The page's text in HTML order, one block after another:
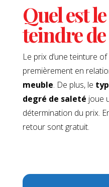
Quel est
teindre
Le prix d’une teinture
premièrement en
meuble. De plus, le
degré de saleté joue
détermination du prix.
retour sont gratuit.